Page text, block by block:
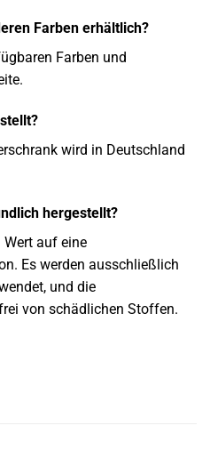
Farben erhältlich?
Farben und
wird in Deutschland
hergestellt?
auf eine
Es werden ausschließlich
und die
von schädlichen Stoffen.